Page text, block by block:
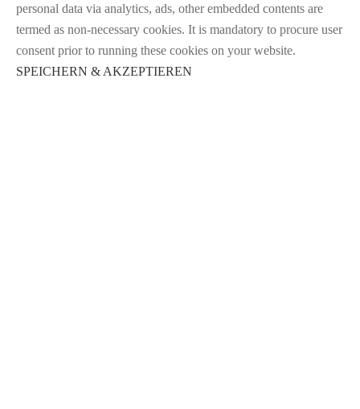
personal data via analytics, ads, other embedded contents are
termed as non-necessary cookies. It is mandatory to procure user
consent prior to running these cookies on your website.
SPEICHERN & AKZEPTIEREN